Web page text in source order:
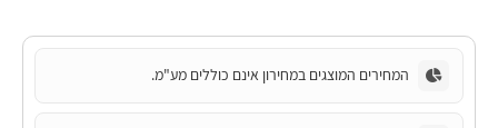
המחירים המוצגים במחירון אינם כוללים מע"מ.